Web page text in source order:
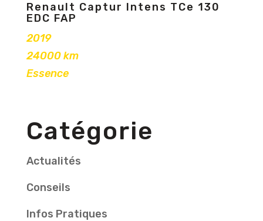
Renault Captur Intens TCe 130
EDC FAP
2019
24000 km
Essence
Catégorie
Actualités
Conseils
Infos Pratiques